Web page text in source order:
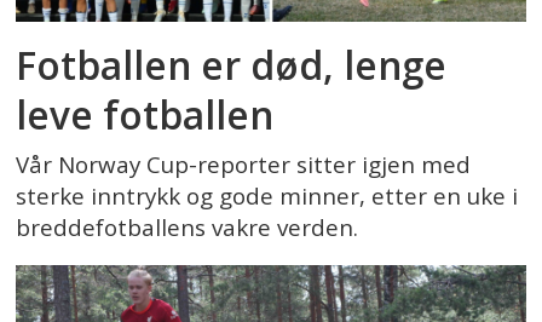
Fotballen er død, lenge
leve fotballen
Vår Norway Cup-reporter sitter igjen med
sterke inntrykk og gode minner, etter en uke i
breddefotballens vakre verden.